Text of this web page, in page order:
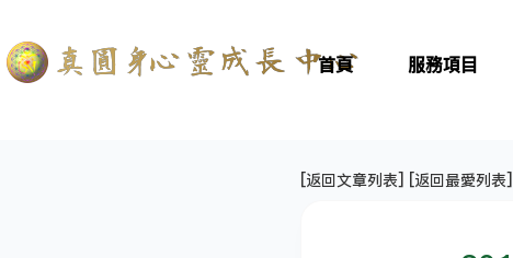
首頁 服務項目
[返回文章列表] [返回最愛列表